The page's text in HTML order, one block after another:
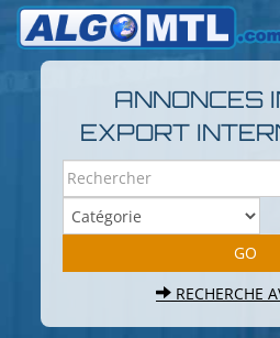
ANNONCES
EXPORT
RECHERCHE